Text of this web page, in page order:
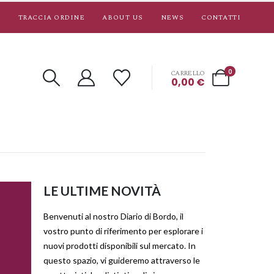
TRACCIA ORDINE ABOUT US NEWS CONTATTI
0
CARRELLO
0,00 €
LE ULTIME NOVITÀ
Benvenuti al nostro Diario di Bordo, il
vostro punto di riferimento per esplorare i
nuovi prodotti disponibili sul mercato. In
questo spazio, vi guideremo attraverso le